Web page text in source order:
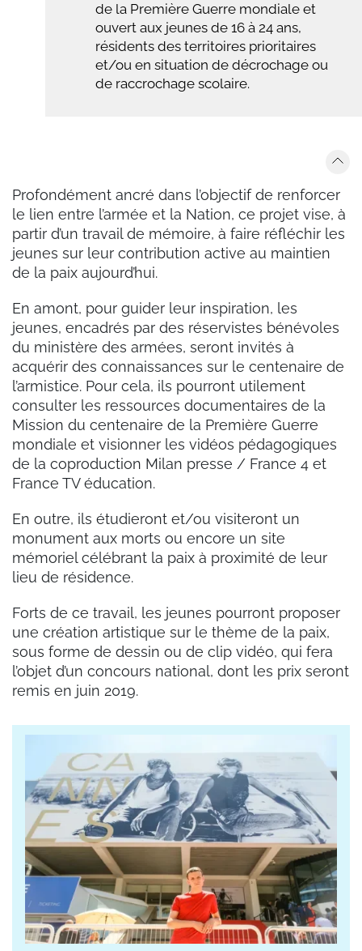
de la Première Guerre mondiale et
ouvert aux jeunes de 16 à 24 ans,
résidents des territoires prioritaires
et/ou en situation de décrochage ou
de raccrochage scolaire.
Profondément ancré dans l’objectif de renforcer
le lien entre l’armée et la Nation, ce projet vise, à
partir d’un travail de mémoire, à faire réfléchir les
jeunes sur leur contribution active au maintien
de la paix aujourd’hui.
En amont, pour guider leur inspiration, les
jeunes, encadrés par des réservistes bénévoles
du ministère des armées, seront invités à
acquérir des connaissances sur le centenaire de
l’armistice. Pour cela, ils pourront utilement
consulter les ressources documentaires de la
Mission du centenaire de la Première Guerre
mondiale et visionner les vidéos pédagogiques
de la coproduction Milan presse / France 4 et
France TV éducation.
En outre, ils étudieront et/ou visiteront un
monument aux morts ou encore un site
mémoriel célébrant la paix à proximité de leur
lieu de résidence.
Forts de ce travail, les jeunes pourront proposer
une création artistique sur le thème de la paix,
sous forme de dessin ou de clip vidéo, qui fera
l’objet d’un concours national, dont les prix seront
remis en juin 2019.